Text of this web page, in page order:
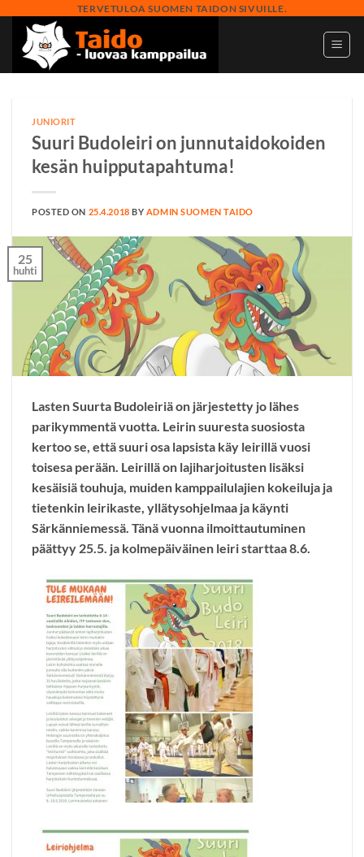
content
TERVETULOA SUOMEN TAIDON SIVUILLE.
JUNIORIT
Suuri Budoleiri on junnutaidokoiden
kesän huipputapahtuma!
POSTED ON 25.4.2018 BY ADMIN SUOMEN TAIDO
25
huhti
Lasten Suurta Budoleiriä on järjestetty jo lähes
parikymmentä vuotta. Leirin suuresta suosiosta
kertoo se, että suuri osa lapsista käy leirillä vuosi
toisesa perään. Leirillä on lajiharjoitusten lisäksi
kesäisiä touhuja, muiden kamppailulajien kokeiluja ja
tietenkin leirikaste, yllätysohjelmaa ja käynti
Särkänniemessä. Tänä vuonna ilmoittautuminen
päättyy 25.5. ja kolmepäiväinen leiri starttaa 8.6.